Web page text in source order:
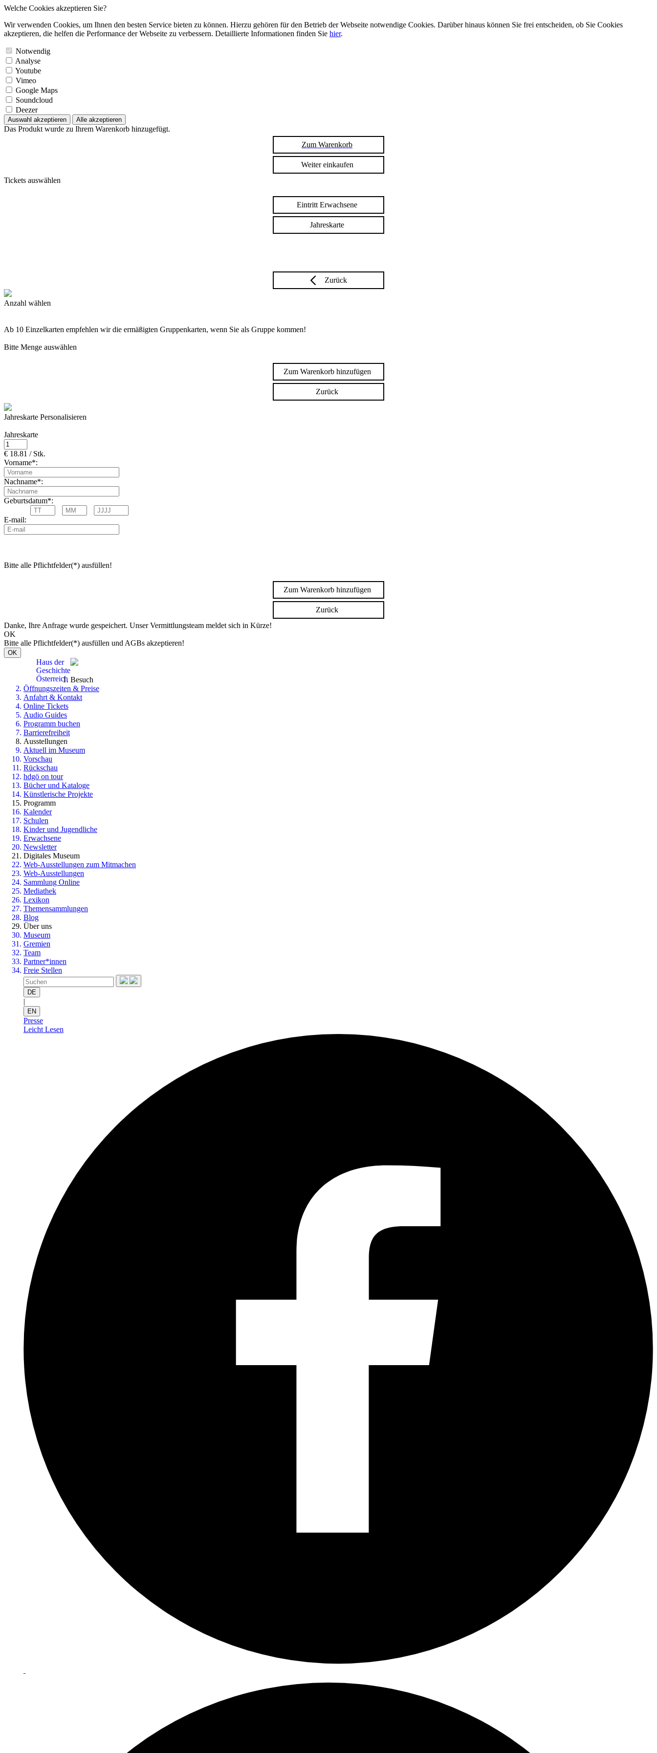
Welche Cookies akzeptieren Sie?
Wir verwenden Cookies, um Ihnen den besten Service bieten zu können. Hierzu gehören für den Betrieb der Webseite notwendige Cookies. Darüber hinaus können Sie frei entscheiden, ob Sie Cookies
akzeptieren, die helfen die Performance der Webseite zu verbessern. Detaillierte Informationen finden Sie hier.
Notwendig
Analyse
Youtube
Vimeo
Google Maps
Soundcloud
Deezer
Auswahl akzeptieren Alle akzeptieren
Das Produkt wurde zu Ihrem Warenkorb hinzugefügt.
Zum Warenkorb
Weiter einkaufen
Tickets auswählen
Eintritt Erwachsene
Jahreskarte
Zurück
Anzahl wählen
Ab 10 Einzelkarten empfehlen wir die ermäßigten Gruppenkarten, wenn Sie als Gruppe kommen!
Bitte Menge auswählen
Zum Warenkorb hinzufügen
Zurück
Jahreskarte Personalisieren
Jahreskarte
€ 18.81 / Stk.
Vorname*:
Nachname*:
Geburtsdatum*:
E-mail:
Bitte alle Pflichtfelder(*) ausfüllen!
Zum Warenkorb hinzufügen
Zurück
Danke, Ihre Anfrage wurde gespeichert. Unser Vermittlungsteam meldet sich in Kürze!
OK
Bitte alle Pflichtfelder(*) ausfüllen und AGBs akzeptieren!
OK
Haus der
Geschichte
Österreich Besuch
Öffnungszeiten & Preise
Anfahrt & Kontakt
Online Tickets
Audio Guides
Programm buchen
Barrierefreiheit
Ausstellungen
Aktuell im Museum
Vorschau
Rückschau
hdgö on tour
Bücher und Kataloge
Künstlerische Projekte
Programm
Kalender
Schulen
Kinder und Jugendliche
Erwachsene
Newsletter
Digitales Museum
Web-Ausstellungen zum Mitmachen
Web-Ausstellungen
Sammlung Online
Mediathek
Lexikon
Themensammlungen
Blog
Über uns
Museum
Gremien
Team
Partner*innen
Freie Stellen
DE
|
EN
Presse
Leicht Lesen